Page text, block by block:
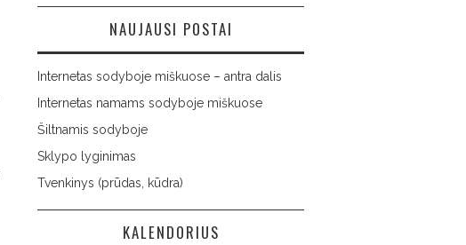
NAUJAUSI POSTAI
Internetas sodyboje miškuose – antra dalis
Internetas namams sodyboje miškuose
Šiltnamis sodyboje
Sklypo lyginimas
Tvenkinys (prūdas, kūdra)
KALENDORIUS